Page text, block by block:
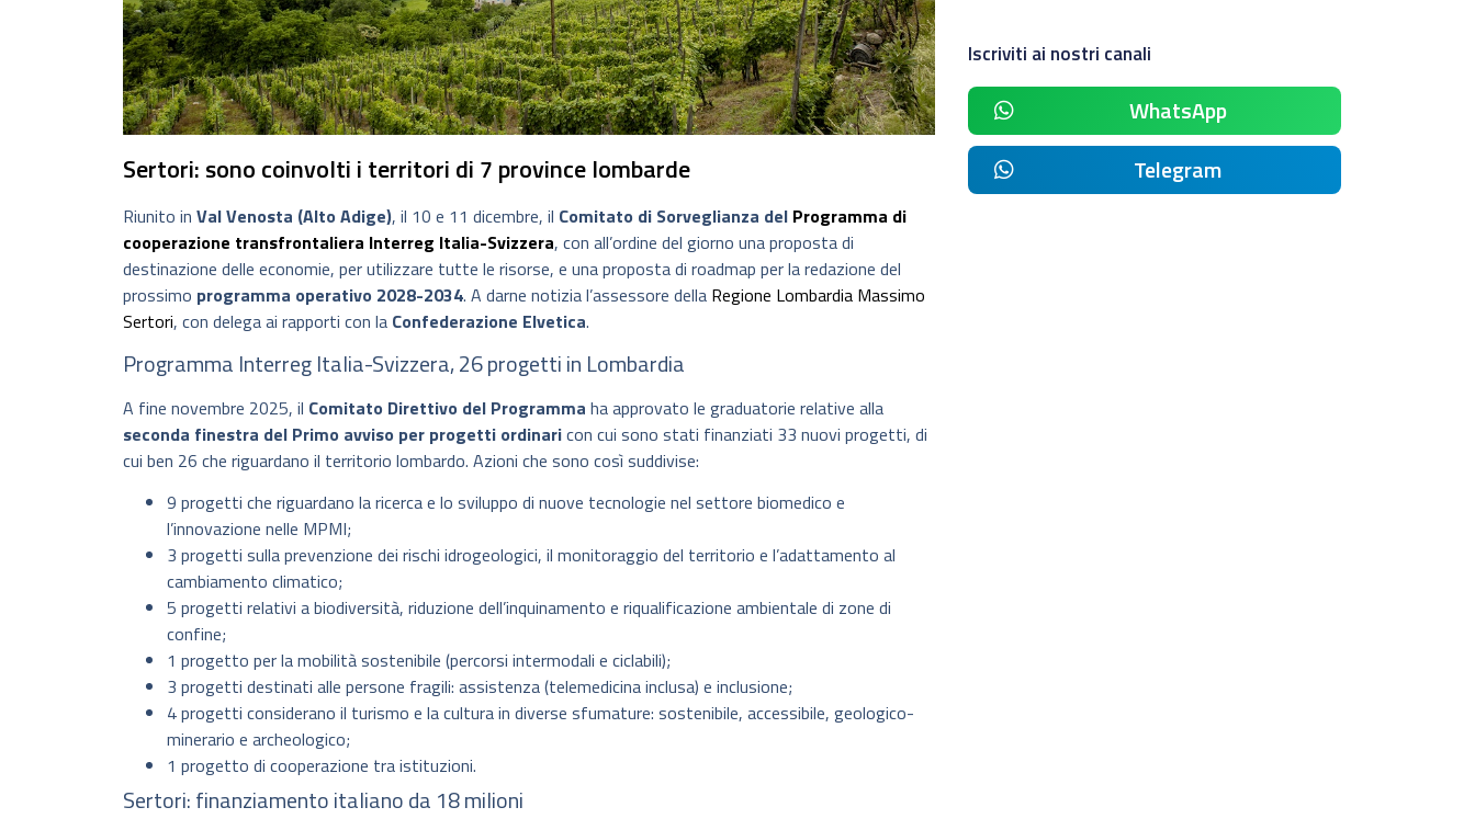
Sertori: sono coinvolti i territori di 7 province lombarde
Riunito in Val Venosta (Alto Adige), il 10 e 11 dicembre, il Comitato di Sorveglianza del Programma di
cooperazione transfrontaliera Interreg Italia-Svizzera, con all’ordine del giorno una proposta di
destinazione delle economie, per utilizzare tutte le risorse, e una proposta di roadmap per la redazione del
prossimo programma operativo 2028-2034. A darne notizia l’assessore della Regione Lombardia Massimo
Sertori, con delega ai rapporti con la Confederazione Elvetica.
Programma Interreg Italia-Svizzera, 26 progetti in Lombardia
A fine novembre 2025, il Comitato Direttivo del Programma ha approvato le graduatorie relative alla
seconda finestra del Primo avviso per progetti ordinaricon cui sono stati finanziati 33 nuovi progetti, di
cui ben 26 che riguardano il territorio lombardo. Azioni che sono così suddivise:
9 progetti che riguardano la ricerca e lo sviluppo di nuove tecnologie nel settore biomedico e
l’innovazione nelle MPMI;
3 progetti sulla prevenzione dei rischi idrogeologici, il monitoraggio del territorio e l’adattamento al
cambiamento climatico;
5 progetti relativi a biodiversità, riduzione dell’inquinamento e riqualificazione ambientale di zone di
confine;
1 progetto per la mobilità sostenibile (percorsi intermodali e ciclabili);
3 progetti destinati alle persone fragili: assistenza (telemedicina inclusa) e inclusione;
4 progetti considerano il turismo e la cultura in diverse sfumature: sostenibile, accessibile, geologico-
minerario e archeologico;
1 progetto di cooperazione tra istituzioni.
Sertori: finanziamento italiano da 18 milioni
Iscriviti ai nostri canali
WhatsApp
Telegram